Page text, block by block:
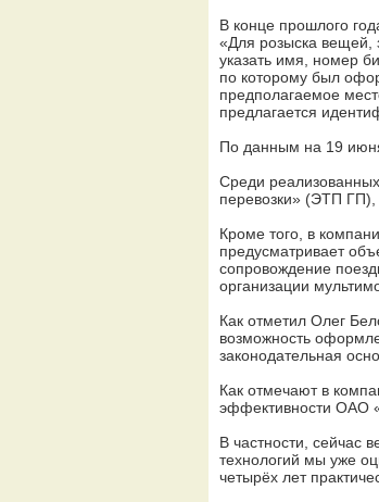
В конце прошлого
«Для розыска вещей,
указать имя, номер
по которому был
предполагаемое
предлагается
По данным на 19 июня
Среди
перевозки» (ЭТП ГП),
Кроме того, в
предусматривает
сопровождение
организации
Как отметил Олег
возможность
законодательная
Как отмечают в
эффективности ОАО
В частности, сейчас
технологий мы уже
четырёх лет